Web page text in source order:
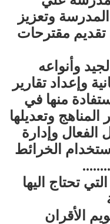
وتعزيز
مقترحات
وأنواعه
وإعداد تقارير
منها في
وتعديلها
الفعال وإدارة
الخرائط
تحتاج اليها
الأقران